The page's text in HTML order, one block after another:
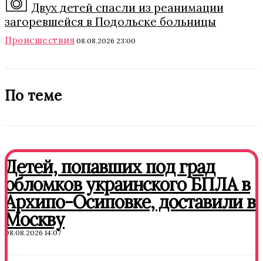
Двух детей спасли из реанимации
загоревшейся в Подольске больницы
Происшествия 08.08.2026 23:00
По теме
Детей, попавших под град
обломков украинского БПЛА в
Архипо-Осиповке, доставили в
Москву
08.08.2026 14:07